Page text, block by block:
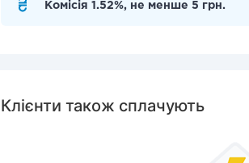
Комісія 1.52%, не менше 5 грн.
Клієнти також сплачують